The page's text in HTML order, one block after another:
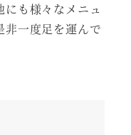
も様々なメニュ
非一度足を運んで